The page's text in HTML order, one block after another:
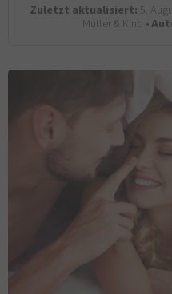
Zuletzt aktualisiert: 5.
Mutter & Kind •